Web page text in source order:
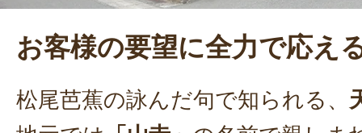
お客様の要望に全力で応え
松尾芭蕉の詠んだ句で知られる、